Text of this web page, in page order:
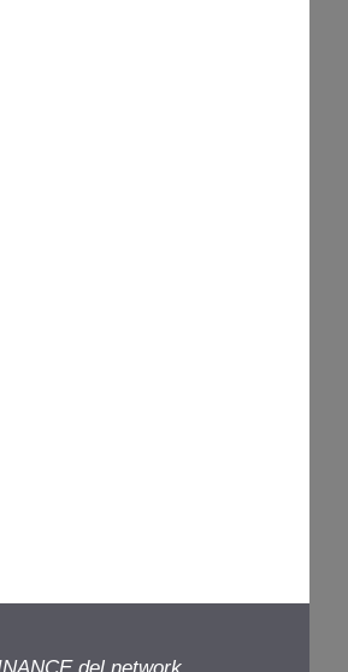
del network